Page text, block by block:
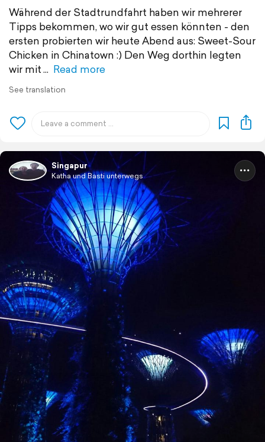
Während der Stadtrundfahrt haben wir mehrerer
Tipps bekommen, wo wir gut essen könnten - den
ersten probierten wir heute Abend aus: Sweet-Sour
Chicken in Chinatown :) Den Weg dorthin legten
wir mit
Read more
See translation
Singapur
Katha und Basti unterwegs